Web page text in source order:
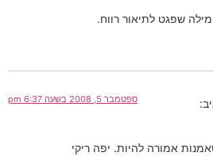
שפגט לתיאור רווח.
ספטמבר 5, 2008 בשעה 6:37 pm
אמורה להיות. יפה ריקי